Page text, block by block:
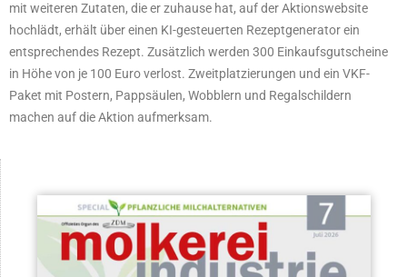
mit weiteren Zutaten, die er zuhause hat, auf der Aktionswebsite
hochlädt, erhält über einen KI-gesteuerten Rezeptgenerator ein
entsprechendes Rezept. Zusätzlich werden 300 Einkaufsgutscheine
in Höhe von je 100 Euro verlost. Zweitplatzierungen und ein VKF-
Paket mit Postern, Pappsäulen, Wobblern und Regalschildern
machen auf die Aktion aufmerksam.